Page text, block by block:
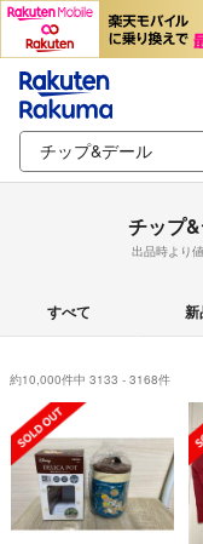
チップ
出品時より
すべて 新
約10,000件中 3133 - 3168件